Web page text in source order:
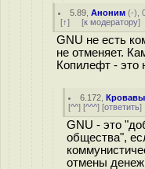
5.89 ,Аноним (-),
[↑] [к модератору]
GNU не есть
не отменяет.
Копилефт - это
6.172 ,
[^^] [^^^] [ответить]
GNU - это
общества",
отмены